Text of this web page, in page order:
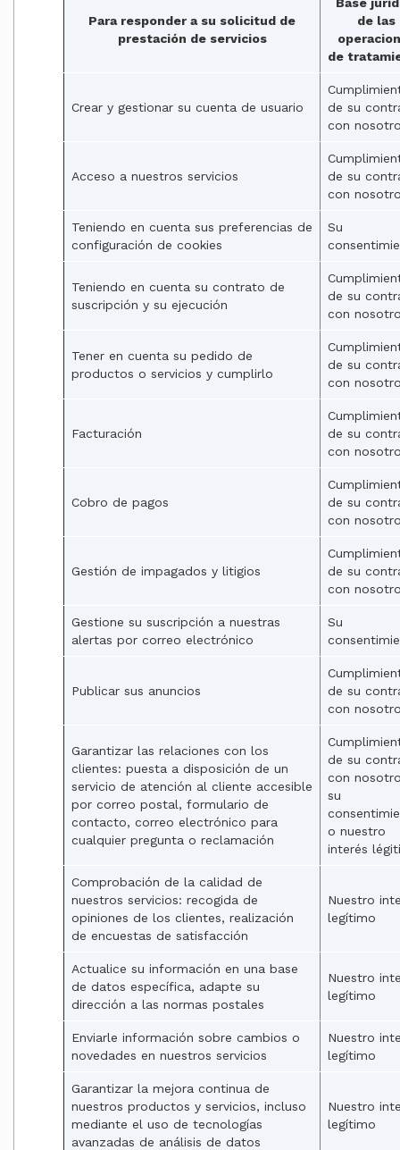
Para responder a su solicitud de
prestación de servicios
de las
de
Crear y gestionar su cuenta de usuario
de su
con
Acceso a nuestros servicios
de su
con
Teniendo en cuenta sus preferencias de
configuración de cookies
Su
Teniendo en cuenta su contrato de
suscripción y su ejecución
de su
con
Tener en cuenta su pedido de
productos o servicios y cumplirlo
de su
con
Facturación
de su
con
Cobro de pagos
de su
con
Gestión de impagados y litigios
de su
con
Gestione su suscripción a nuestras
alertas por correo electrónico
Su
Publicar sus anuncios
de su
con
Garantizar las relaciones con los
clientes: puesta a disposición de un
servicio de atención al cliente accesible
por correo postal, formulario de
contacto, correo electrónico para
cualquier pregunta o reclamación
de su
con
su
o nuestro
interés
Comprobación de la calidad de
nuestros servicios: recogida de
opiniones de los clientes, realización
de encuestas de satisfacción
Nuestro
legítimo
Actualice su información en una base
de datos específica, adapte su
dirección a las normas postales
Nuestro
legítimo
Enviarle información sobre cambios o
novedades en nuestros servicios
Nuestro
legítimo
Garantizar la mejora continua de
nuestros productos y servicios, incluso
mediante el uso de tecnologías
avanzadas de análisis de datos
Nuestro
legítimo